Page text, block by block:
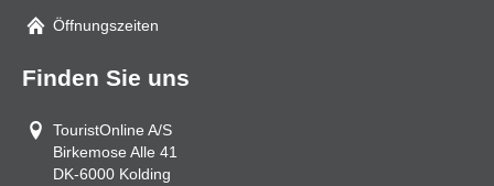
Mail
Öffnungszeiten
Finden Sie uns
TouristOnline A/S
Birkemose Alle 41
DK-6000 Kolding